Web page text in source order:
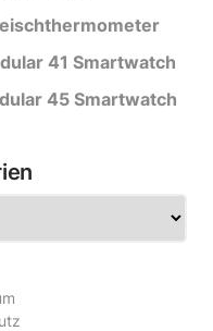
41 Smartwatch
45 Smartwatch